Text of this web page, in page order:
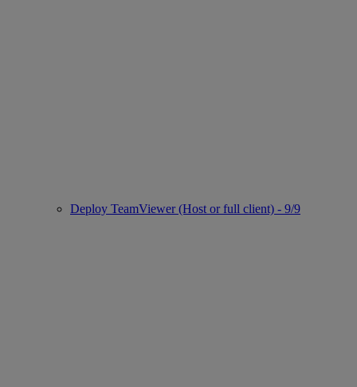
Deploy TeamViewer (Host or full client) - 9/9